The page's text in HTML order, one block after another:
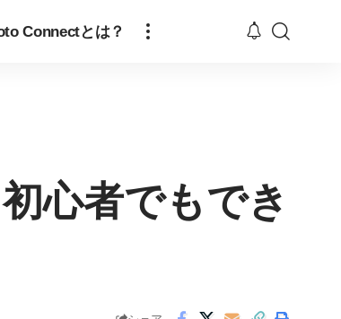
Connectとは？
心者でもでき